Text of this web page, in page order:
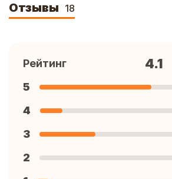
Отзывы 18
Рейтинг 4.1
5
4
3
2